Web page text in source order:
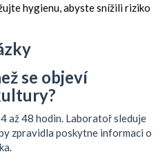
hygienu, abyste snížili riziko
se objeví
až 48 hodin. Laboratoř sleduje
zpravidla poskytne informaci o